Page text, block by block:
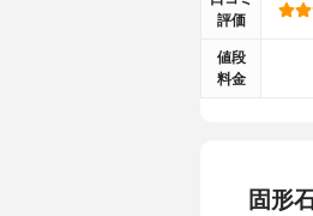
評価
値段
料金
固形